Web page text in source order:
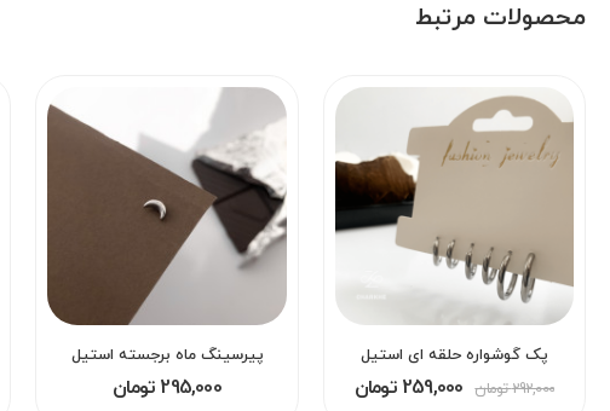
محصولات مرتبط
پک گوشواره حلقه ای استیل
259,000 تومان 292,000 تومان
پیرسینگ ماه برجسته استیل
295,000 تومان